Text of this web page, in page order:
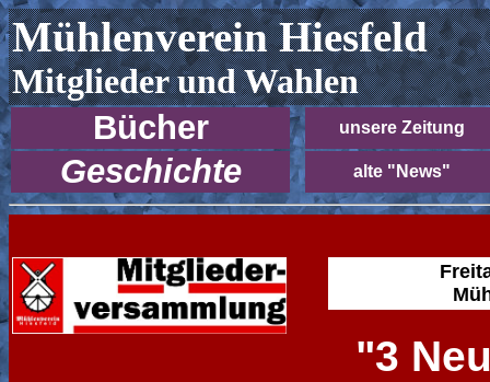
Mühlenverein Hiesfeld
Mitglieder und Wahlen
Bücher unsere Zeitung
Geschichte alte "News"
"3